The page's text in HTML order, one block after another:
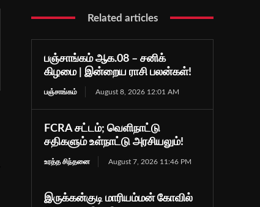
Related articles
பஞ்சாங்கம் ஆக.08 – சனிக்
கிழமை | இன்றைய ராசி பலன்கள்!
பஞ்சாங்கம் August 8, 2026 12:01 AM
FCRA சட்டம்; வெளிநாட்டு
சதிகளும் உள்நாட்டு அரசியலும்!
உரத்த சிந்தனை August 7, 2026 11:46 PM
இருக்கன்குடி மாரியம்மன் கோவில்